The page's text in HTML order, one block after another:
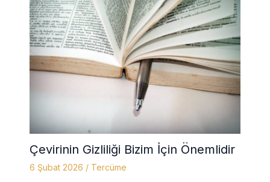
Çevirinin Gizliliği Bizim İçin Önemlidir
6 Şubat 2026 / Tercüme